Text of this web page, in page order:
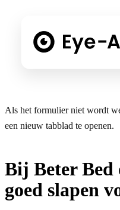
Als het formulier niet wordt
een nieuw tabblad te openen.
Bij Beter Bed
goed slapen